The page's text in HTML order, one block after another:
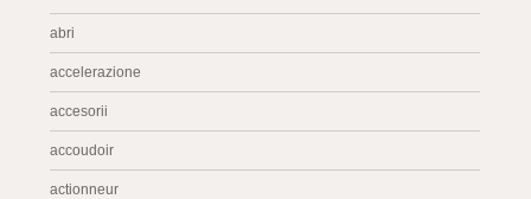
abri
accelerazione
accesorii
accoudoir
actionneur